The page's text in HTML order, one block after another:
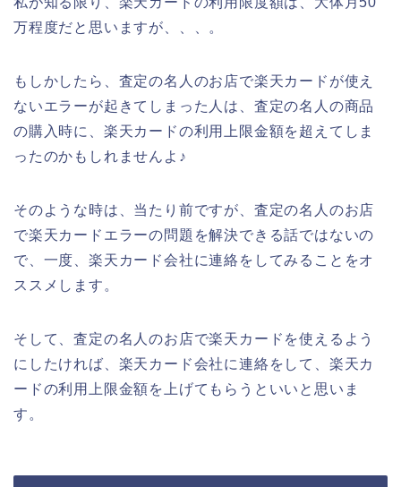
万程度だと思いますが、、、。
もしかしたら、査定の名人のお店で楽天カードが使え
ないエラーが起きてしまった人は、査定の名人の商品
の購入時に、楽天カードの利用上限金額を超えてしま
ったのかもしれませんよ♪
そのような時は、当たり前ですが、査定の名人のお店
で楽天カードエラーの問題を解決できる話ではないの
で、一度、楽天カード会社に連絡をしてみることをオ
ススメします。
そして、査定の名人のお店で楽天カードを使えるよう
にしたければ、楽天カード会社に連絡をして、楽天カ
ードの利用上限金額を上げてもらうといいと思いま
す。